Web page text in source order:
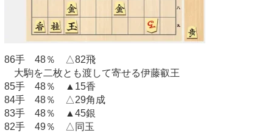
86手 48％ △82飛
大駒を二枚とも渡して寄せる伊藤叡王
85手 48％ ▲15香
84手 48％ △29角成
83手 48％ ▲45銀
82手 49％ △同玉